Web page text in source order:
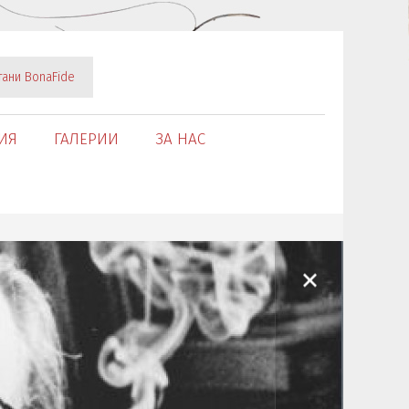
BonaFide
ГАЛЕРИИ ЗА НАС